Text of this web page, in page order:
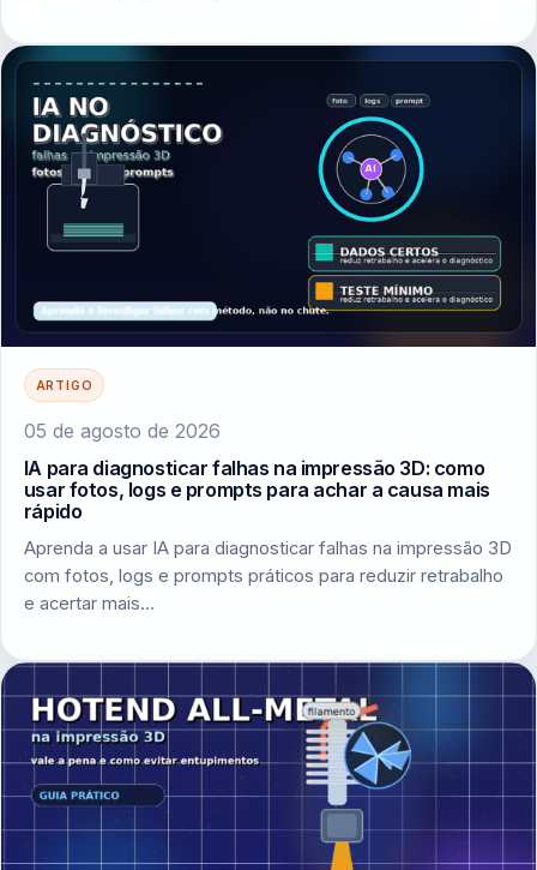
ARTIGO
05 de agosto de 2026
IA para diagnosticar falhas na impressão 3D: como
usar fotos, logs e prompts para achar a causa mais
rápido
Aprenda a usar IA para diagnosticar falhas na impressão 3D
com fotos, logs e prompts práticos para reduzir retrabalho
e acertar mais…